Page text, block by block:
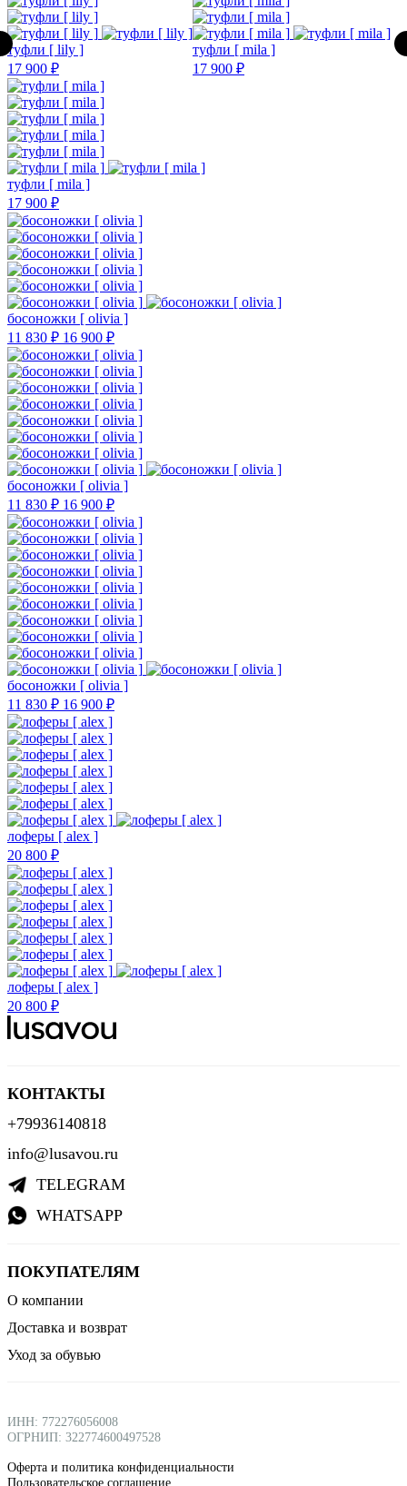
туфли [ lily ]
17 900 ₽
туфли [ mila ]
17 900 ₽
туфли [ mila ]
17 900 ₽
босоножки [ olivia ]
11 830 ₽ 16 900 ₽
босоножки [ olivia ]
11 830 ₽ 16 900 ₽
босоножки [ olivia ]
11 830 ₽ 16 900 ₽
лоферы [ alex ]
20 800 ₽
лоферы [ alex ]
20 800 ₽
ПОКУПАТЕЛЯМ
О компании
Доставка и возврат
Уход за обувью
КОНТАКТЫ
+79936140818
info@lusavou.ru
TELEGRAM
WHATSAPP
ИНН: 772276056008
ОГРНИП: 322774600497528
Оферта и политика конфиденциальности
Пользовательское соглашение